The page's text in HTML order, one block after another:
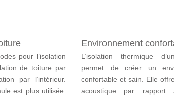
pour l’isolation
de toiture par
par l’intérieur.
est plus utilisée.
Environnement
L’isolation thermique
permet de créer un
confortable et sain. Elle
acoustique par rapport